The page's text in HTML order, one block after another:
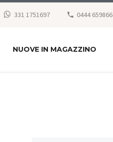
331 1751697 0444 659866
NUOVE IN MAGAZZINO